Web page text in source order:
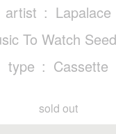
artist
Lapalace
To Watch
type
Cassette
sold out